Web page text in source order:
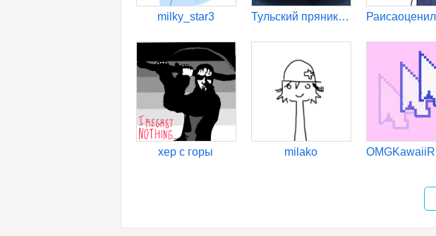
milky_star3 Тульский пряник_:)
хер с горы milako